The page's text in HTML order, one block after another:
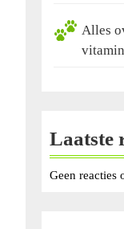
Alles
Laatste
Geen reacties